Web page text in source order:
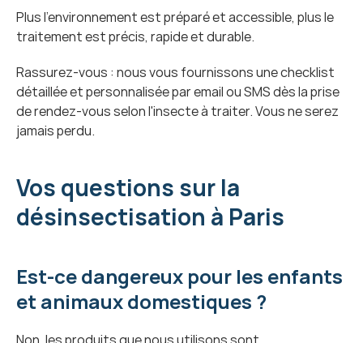
Plus l'environnement est préparé et accessible, plus le
traitement est précis, rapide et durable.
Rassurez-vous : nous vous fournissons une checklist
détaillée et personnalisée par email ou SMS dès la prise
de rendez-vous selon l'insecte à traiter. Vous ne serez
jamais perdu.
Vos questions sur la
désinsectisation à Paris
Est-ce dangereux pour les enfants
et animaux domestiques ?